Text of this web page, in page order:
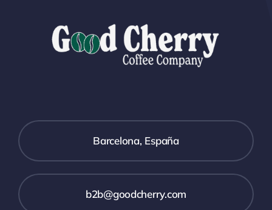
Barcelona, España
b2b@goodcherry.com